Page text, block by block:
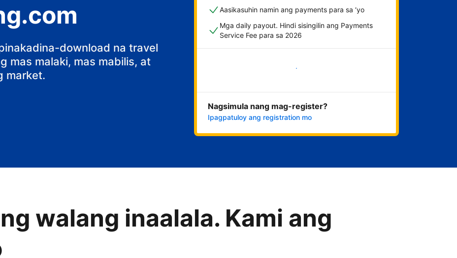
download na travel
mas malaki, mas mabilis, at
market.
Aasikasuhin namin ang payments para sa ‘yo
Mga daily payout. Hindi sisingilin ang Payments
Service Fee para sa 2026
Magsimula na
Nagsimula nang mag-register?
Ipagpatuloy ang registration mo
walang inaalala. Kami ang